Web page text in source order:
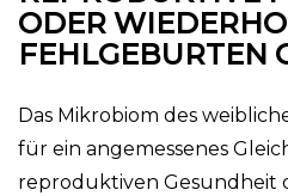
ODER
FEHLGEBURTEN
Das Mikrobiom des
für ein angemessenes
reproduktiven Gesundheit